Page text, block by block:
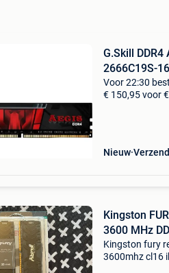
G.Skill
2666C19S-
Voor 22:30
€ 150,95 voor
Nieuw
Kingston
3600 MHz
Kingston fury
3600mhz cl16